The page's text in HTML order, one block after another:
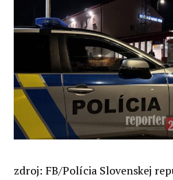
zdroj: FB/Polícia Slovenskej